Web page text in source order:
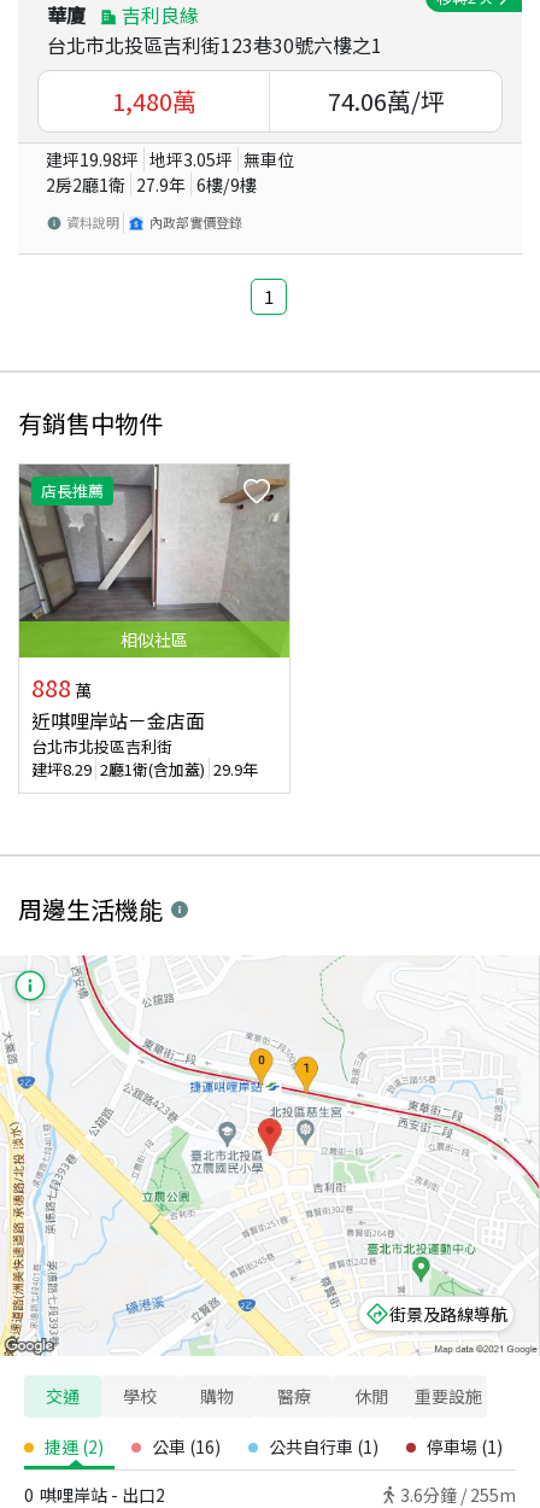
華廈
吉利良緣
台北市北投區吉利街123巷30號六樓之1
1,480萬 74.06萬/坪
建坪19.98坪 地坪3.05坪 無車位
2房2廳1衛 27.9年 6樓/9樓
資料說明 內政部實價登錄
1
有銷售中物件
店長推薦
相似社區
888 萬
近唭哩岸站－金店面
台北市北投區吉利街
建坪8.29 2廳1衛(含加蓋) 29.9年
周邊生活機能
街景及路線導航
交通 學校 購物 醫療 休閒 重要設施
捷運 (2) 公車 (16) 公共自行車 (1) 停車場 (1)
0 唭哩岸站 - 出口2 3.6分鐘 / 255m